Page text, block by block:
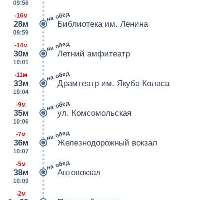
09:56
-16м
28м
09:59
на обед
Библиотека им. Ленина
-14м
30м
10:01
на обед
Летний амфитеатр
-11м
33м
10:04
на обед
Драмтеатр им. Якуба Коласа
-9м
35м
10:06
на обед
ул. Комсомольская
-7м
36м
10:07
на обед
Железнодорожный вокзал
-5м
38м
10:09
на обед
Автовокзал
-2м